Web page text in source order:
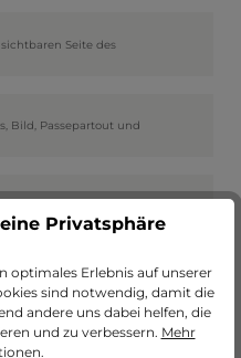
Seite des
Bild, Passepartout und
das Glas überdeckt
Privatsphäre
optimales Erlebnis auf unserer
sind notwendig, damit die
andere uns dabei helfen, die
und zu verbessern. Mehr
.